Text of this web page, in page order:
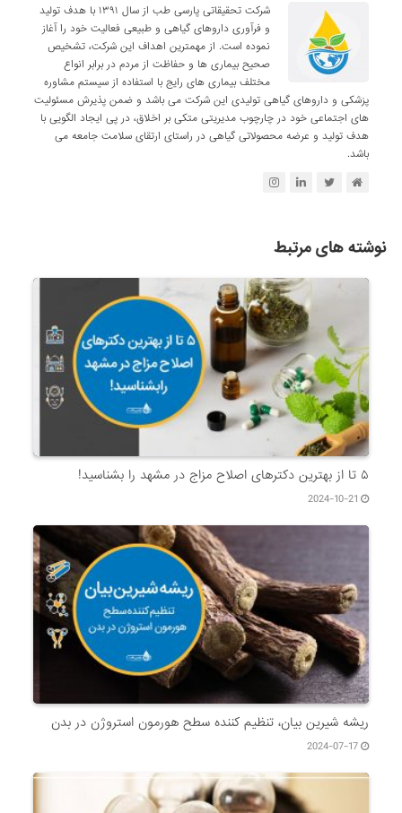
شرکت تحقیقاتی پارسی طب از سال ۱۳۹۱ با هدف تولید
و فرآوری داروهای گیاهی و طبیعی فعالیت خود را آغاز
نموده است. از مهمترین اهداف این شرکت، تشخیص
صحیح بیماری ها و حفاظت از مردم در برابر انواع
مختلف بیماری های رایج با استفاده از سیستم مشاوره
پزشکی و داروهای گیاهی تولیدی این شرکت می باشد و ضمن پذیرش مسئولیت
های اجتماعی خود در چارچوب مدیریتی متکی بر اخلاق، در پی ایجاد الگویی با
هدف تولید و عرضه محصولاتی گیاهی در راستای ارتقای سلامت جامعه می
باشد.
نوشته های مرتبط
۵ تا از بهترین دکتر‌های اصلاح مزاج در مشهد را بشناسید!
2024-10-21
ریشه شیرین بیان، تنظیم کننده سطح هورمون استروژن در بدن
2024-07-17